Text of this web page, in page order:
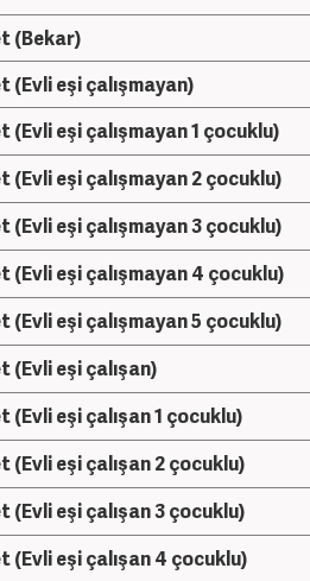
(Bekar)
(Evli eşi çalışmayan)
eşi çalışmayan 1 çocuklu)
eşi çalışmayan 2 çocuklu)
eşi çalışmayan 3 çocuklu)
(Evli eşi çalışmayan 4 çocuklu)
eşi çalışmayan 5 çocuklu)
(Evli eşi çalışan)
eşi çalışan 1 çocuklu)
eşi çalışan 2 çocuklu)
eşi çalışan 3 çocuklu)
(Evli eşi çalışan 4 çocuklu)